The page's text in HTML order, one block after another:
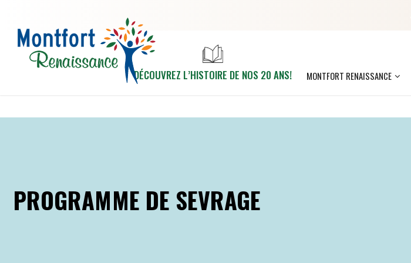
DÉCOUVREZ L’HISTOIRE DE NOS 20 ANS! MONTFORT RENAISSANCE
PROGRAMME DE SEVRAGE